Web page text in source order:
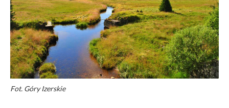
Fot. Góry Izerskie